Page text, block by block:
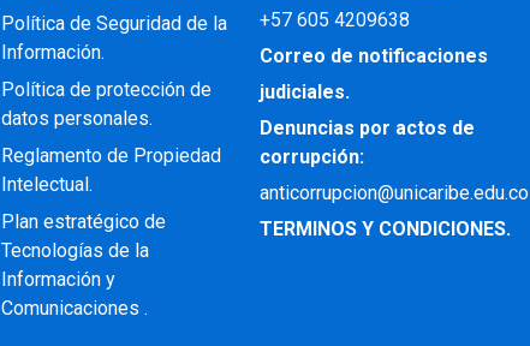
Política de Seguridad de la
Información.
Política de protección de
datos personales.
Reglamento de Propiedad
Intelectual .
Plan estratégico de
Tecnologías de la
Información y
Comunicaciones .
+57605 4209638
Correo de notificaciones
judiciales.
Denuncias por actos de
corrupción:
anticorrupcion@unicaribe.edu.co
TERMINOS Y CONDICIONES.